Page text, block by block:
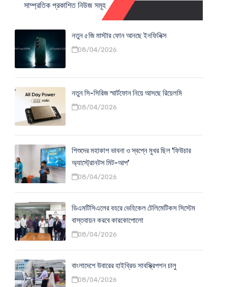
সাম্প্রতিক প্রকাশিত নিউজ সমূহ
নতুন ৫জি মাস্টার ফোন আনছে ইনফিনিক্স
08/04/2026
নতুন সি-সিরিজ স্মার্টফোন নিয়ে আসছে রিয়েলমি
08/04/2026
শিশুদের মহাকাশ ভাবনা ও স্বপ্নে মুখর ছিল 'ফিউচার
অ্যাস্ট্রোনটস মিট-আপ'
08/04/2026
ডিএমটিসিএলের বহরে ভেহিকেল টেলিমেটিকস সিস্টেম
বাস্তবায়ন করবে কারকোপোলো
08/04/2026
বাংলাদেশে উবারের হাইব্রিড সাবস্ক্রিপশন চালু
08/04/2026